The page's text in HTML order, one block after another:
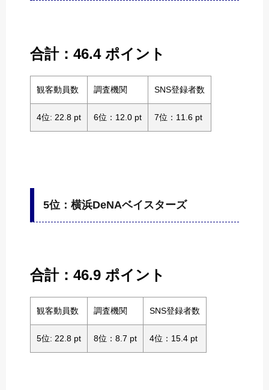
合計：46.4 ポイント
観客動員数 調査機関 SNS登録者数
4位: 22.8 pt 6位：12.0 pt 7位：11.6 pt
5位：横浜DeNAベイスターズ
合計：46.9 ポイント
観客動員数 調査機関 SNS登録者数
5位: 22.8 pt 8位：8.7 pt 4位：15.4 pt